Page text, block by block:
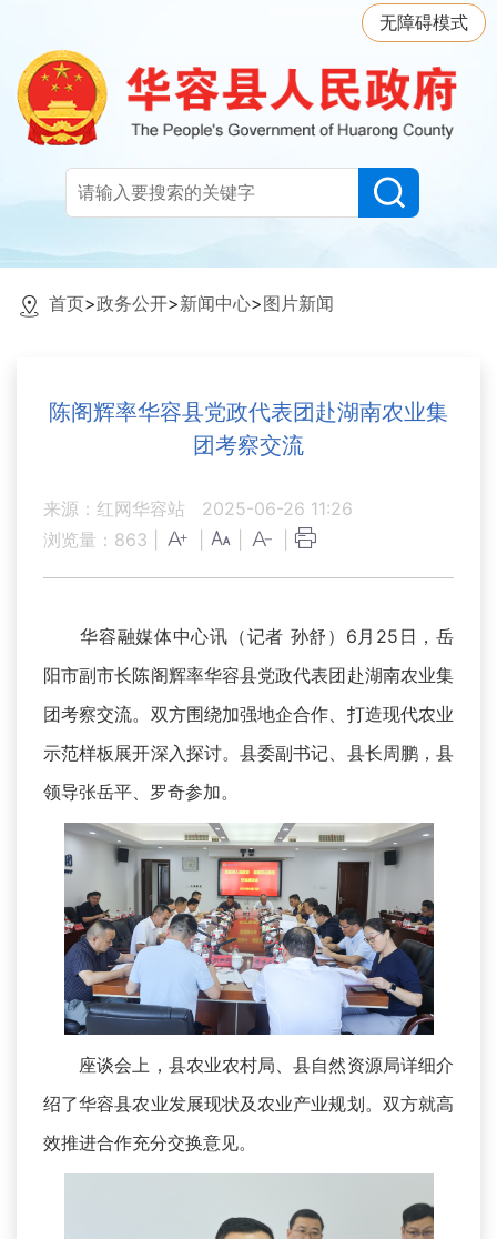
无障碍模式
首页>政务公开>新闻中心>图片新闻
陈阁辉率华容县党政代表团赴湖南农业集
团考察交流
来源：红网华容站
2025-06-26 11:26
浏览量： 863
华容融媒体中心讯（记者 孙舒）6月25日，岳
阳市副市长陈阁辉率华容县党政代表团赴湖南农业集
团考察交流。双方围绕加强地企合作、打造现代农业
示范样板展开深入探讨。县委副书记、县长周鹏，县
领导张岳平、罗奇参加。
座谈会上，县农业农村局、县自然资源局详细介
绍了华容县农业发展现状及农业产业规划。双方就高
效推进合作充分交换意见。